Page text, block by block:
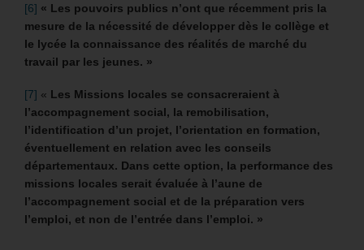
[6] « Les pouvoirs publics n’ont que récemment pris la
mesure de la nécessité de développer dès le collège et
le lycée la connaissance des réalités de marché du
travail par les jeunes. »
[7] « Les Missions locales se consacreraient à
l’accompagnement social, la remobilisation,
l’identification d’un projet, l’orientation en formation,
éventuellement en relation avec les conseils
départementaux. Dans cette option, la performance des
missions locales serait évaluée à l’aune de
l’accompagnement social et de la préparation vers
l’emploi, et non de l’entrée dans l’emploi. »